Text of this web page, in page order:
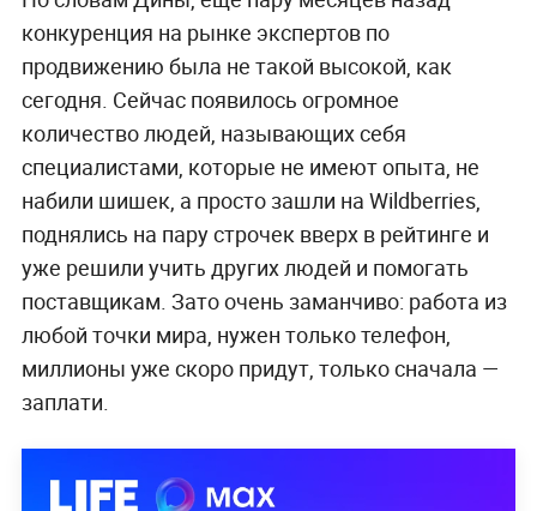
конкуренция на рынке экспертов по
продвижению была не такой высокой, как
сегодня. Сейчас появилось огромное
количество людей, называющих себя
специалистами, которые не имеют опыта, не
набили шишек, а просто зашли на Wildberries,
поднялись на пару строчек вверх в рейтинге и
уже решили учить других людей и помогать
поставщикам. Зато очень заманчиво: работа из
любой точки мира, нужен только телефон,
миллионы уже скоро придут, только сначала —
заплати.